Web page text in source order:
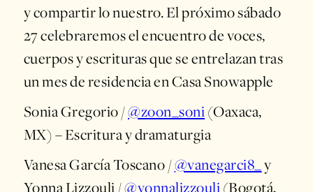
y compartir lo nuestro. El próximo sábado
27 celebraremos el encuentro de voces,
cuerpos y escrituras que se entrelazan tras
un mes de residencia en Casa Snowapple
Sonia Gregorio /@zoon_soni (Oaxaca,
MX) – Escritura y dramaturgia
Vanesa García Toscano /@vanegarci8_y